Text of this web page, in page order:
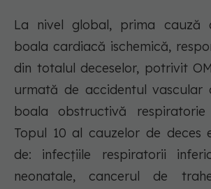
La nivel global, prima cauză
boala cardiacă ischemică,
din totalul deceselor, potrivit
urmată de accidentul vascular
boala obstructivă
Topul 10 al cauzelor de deces
de: infecțiile respiratorii
neonatale, cancerul de